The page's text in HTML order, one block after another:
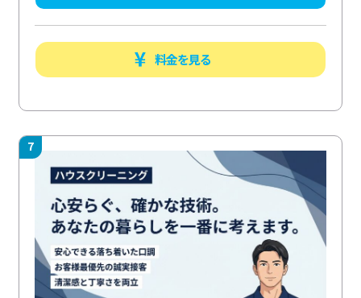
料金を見る
7